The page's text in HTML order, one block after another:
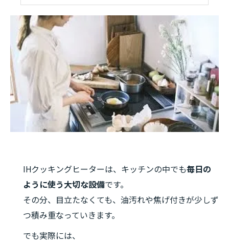
IHクッキングヒーターは、キッチンの中でも毎日の
ように使う大切な設備です。
その分、目立たなくても、油汚れや焦げ付きが少しず
つ積み重なっていきます。
でも実際には、